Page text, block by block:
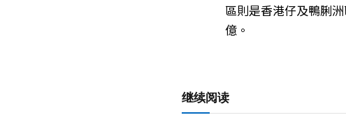
區則是香港仔及鴨脷
億。
继续阅读